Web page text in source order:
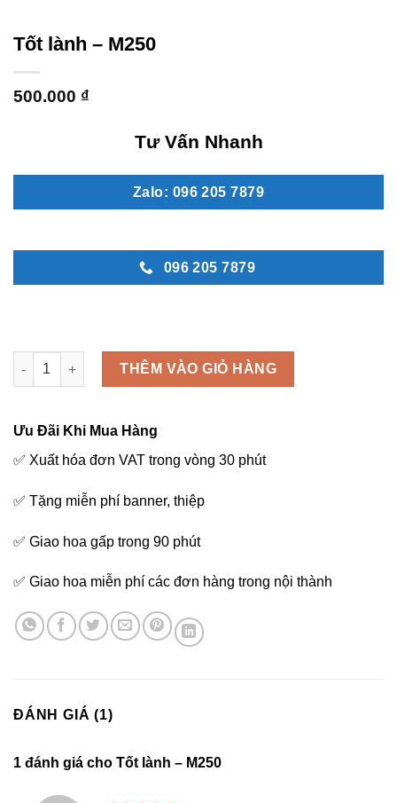
Tốt lành – M250
500.000 ₫
Tư Vấn Nhanh
Zalo: 096 205 7879
096 205 7879
Tốt lành - M250 số lượng
THÊM VÀO GIỎ HÀNG
Ưu Đãi Khi Mua Hàng
✅ Xuất hóa đơn VAT trong vòng 30 phút
✅ Tặng miễn phí banner, thiệp
✅ Giao hoa gấp trong 90 phút
✅ Giao hoa miễn phí các đơn hàng trong nội thành
ĐÁNH GIÁ (1)
1 đánh giá cho Tốt lành – M250